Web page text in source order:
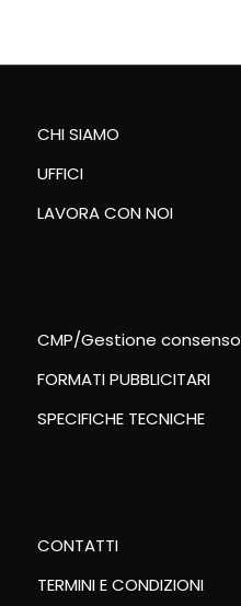
CHI SIAMO
UFFICI
LAVORA CON NOI
CMP/Gestione consenso
FORMATI PUBBLICITARI
SPECIFICHE TECNICHE
CONTATTI
TERMINI E CONDIZIONI